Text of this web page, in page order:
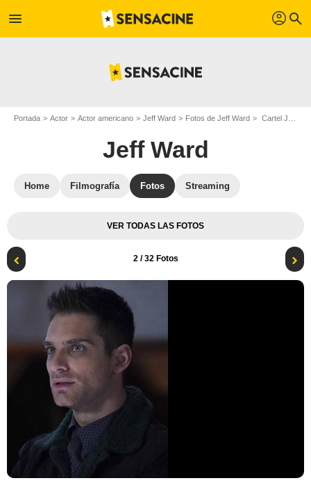
menu profil search
Portada Actor Actor americano Jeff Ward Fotos de Jeff Ward Cartel Jeff Ward
Jeff Ward
Home Filmografía Fotos Streaming
VER TODAS LAS FOTOS
2/ 32 Fotos